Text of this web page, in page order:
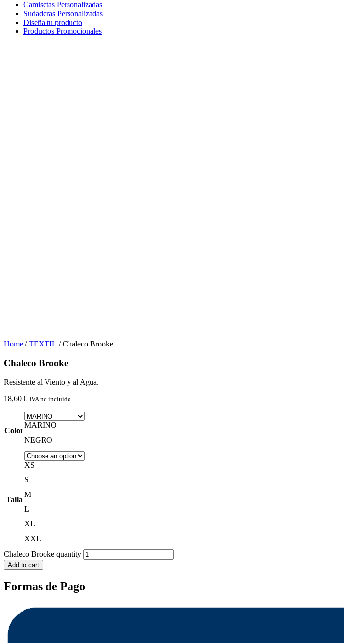
Camisetas Personalizadas
Sudaderas Personalizadas
Diseña tu producto
Productos Promocionales
Home /TEXTIL / Chaleco Brooke
Chaleco Brooke
Resistente al Viento y al Agua.
18,60 € IVA no incluido
Color
MARINO
NEGRO
Talla
XS
S
M
L
XL
XXL
Chaleco Brooke quantity
Add to cart
Formas de Pago